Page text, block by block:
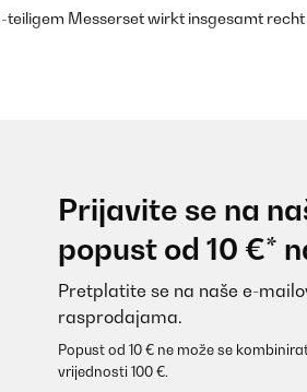
teiligem Messerset wirkt insgesamt
schnell. Die Messer machen einen
macht auch insgesamt einen billigen
POTVRĐENI PREGLED 14/01/2022
Prijavite se na
popust od 10 €*
Pretplatite se na naše e-
rasprodajama.
Popust od 10 € ne može se
vrijednosti 100 €.